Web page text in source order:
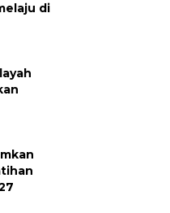
di